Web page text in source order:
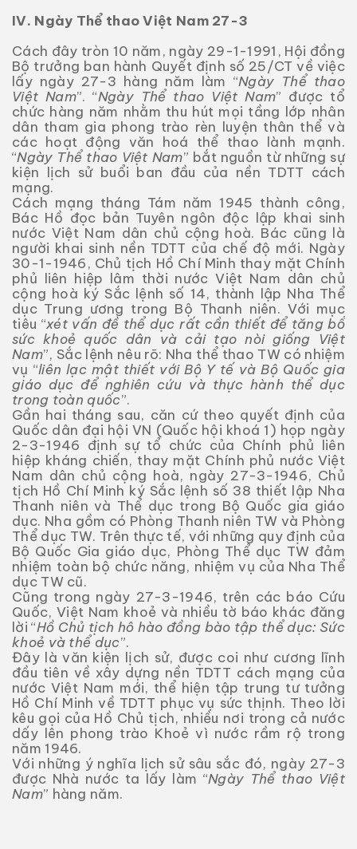
IV. Ngày Thể thao Việt Nam 27-3
Cách đây tròn 10 năm, ngày 29-1-1991, Hội đồng
Bộ trưởng ban hành Quyết định số 25/CT về việc
lấy ngày 27-3 hàng năm làm “Ngày Thể thao
Việt Nam”. “Ngày Thể thao Việt Nam” được tổ
chức hàng năm nhằm thu hút mọi tầng lớp nhân
dân tham gia phong trào rèn luyện thân thể và
các hoạt động văn hoá thể thao lành mạnh.
“Ngày Thể thao Việt Nam” bắt nguồn từ những sự
kiện lịch sử buổi ban đầu của nền TDTT cách
mạng.
Cách mạng tháng Tám năm 1945 thành công,
Bác Hồ đọc bản Tuyên ngôn độc lập khai sinh
nước Việt Nam dân chủ cộng hoà. Bác cũng là
người khai sinh nền TDTT của chế độ mới. Ngày
30-1-1946, Chủ tịch Hồ Chí Minh thay mặt Chính
phủ liên hiệp lâm thời nước Việt Nam dân chủ
cộng hoà ký Sắc lệnh số 14, thành lập Nha Thể
dục Trung ương trong Bộ Thanh niên. Với mục
tiêu “xét vấn đề thể dục rất cần thiết để tăng bổ
sức khoẻ quốc dân và cải tạo nòi giống Việt
Nam”, Sắc lệnh nêu rõ: Nha thể thao TW có nhiệm
vụ “liên lạc mật thiết với Bộ Y tế và Bộ Quốc gia
giáo dục để nghiên cứu và thực hành thể dục
trong toàn quốc”.
Gần hai tháng sau, căn cứ theo quyết định của
Quốc dân đại hội VN (Quốc hội khoá 1) họp ngày
2-3-1946 định sự tổ chức của Chính phủ liên
hiệp kháng chiến, thay mặt Chính phủ nước Việt
Nam dân chủ cộng hoà, ngày 27-3-1946, Chủ
tịch Hồ Chí Minh ký Sắc lệnh số 38 thiết lập Nha
Thanh niên và Thể dục trong Bộ Quốc gia giáo
dục. Nha gồm có Phòng Thanh niên TW và Phòng
Thể dục TW. Trên thực tế, với những quy định của
Bộ Quốc Gia giáo dục, Phòng Thể dục TW đảm
nhiệm toàn bộ chức năng, nhiệm vụ của Nha Thể
dục TW cũ.
Cũng trong ngày 27-3-1946, trên các báo Cứu
Quốc, Việt Nam khoẻ và nhiều tờ báo khác đăng
lời “Hồ Chủ tịch hô hào đồng bào tập thể dục: Sức
khoẻ và thể dục”.
Đây là văn kiện lịch sử, được coi như cương lĩnh
đầu tiên về xây dựng nền TDTT cách mạng của
nước Việt Nam mới, thể hiện tập trung tư tưởng
Hồ Chí Minh về TDTT phục vụ sức thịnh. Theo lời
kêu gọi của Hồ Chủ tịch, nhiều nơi trong cả nước
dấy lên phong trào Khoẻ vì nước rầm rộ trong
năm 1946.
Với những ý nghĩa lịch sử sâu sắc đó, ngày 27-3
được Nhà nước ta lấy làm “Ngày Thể thao Việt
Nam” hàng năm.